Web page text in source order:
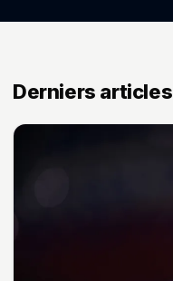
Derniers articles